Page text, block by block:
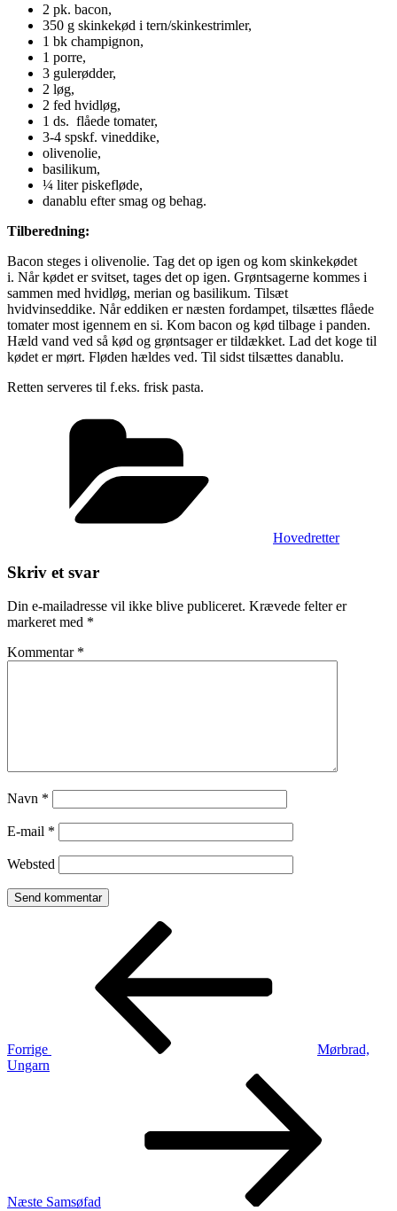
2 pk. bacon,
350 g skinkekød i tern/skinkestrimler,
1 bk champignon,
1 porre,
3 gulerødder,
2 løg,
2 fed hvidløg,
1 ds. flåede tomater,
3-4 spskf. vineddike,
olivenolie,
basilikum,
¼ liter piskefløde,
danablu efter smag og behag.
Tilberedning:
Bacon steges i olivenolie. Tag det op igen og kom skinkekødet
i. Når kødet er svitset, tages det op igen. Grøntsagerne kommes i
sammen med hvidløg, merian og basilikum. Tilsæt
hvidvinseddike. Når eddiken er næsten fordampet, tilsættes flåede
tomater most igennem en si. Kom bacon og kød tilbage i panden.
Hæld vand ved så kød og grøntsager er tildækket. Lad det koge til
kødet er mørt. Fløden hældes ved. Til sidst tilsættes danablu.
Retten serveres til f.eks. frisk pasta.
Hovedretter
Skriv et svar
Din e-mailadresse vil ikke blive publiceret. Krævede felter er
markeret med *
Kommentar *
Navn *
E-mail *
Websted
Indlægsnavigation
Forrige
Mørbrad,
Ungarn
Næste Samsøfad